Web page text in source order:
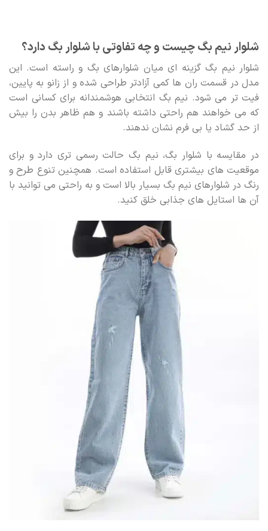
شلوار نیم بگ چیست و چه تفاوتی با شلوار بگ دارد؟
شلوار نیم بگ گزینه ای میان شلوارهای بگ و راسته است. این
مدل در قسمت ران ها کمی آزادتر طراحی شده و از زانو به پایین،
فیت تر می شود. نیم بگ انتخابی هوشمندانه برای کسانی است
که می خواهند هم راحتی داشته باشند و هم ظاهر بدن را بیش
از حد گشاد یا بی فرم نشان ندهند.
در مقایسه با شلوار بگ، نیم بگ حالت رسمی تری دارد و برای
موقعیت های بیشتری قابل استفاده است. همچنین تنوع طرح و
رنگ در شلوارهای نیم بگ بسیار بالا است و به راحتی می توانید با
آن ها استایل های جذابی خلق کنید.